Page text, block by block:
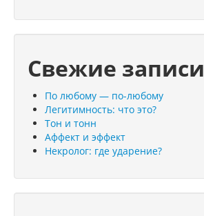
Свежие записи
По любому — по-любому
Легитимность: что это?
Тон и тонн
Аффект и эффект
Некролог: где ударение?